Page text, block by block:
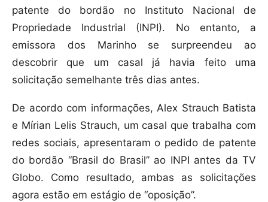
patente do bordão no Instituto Nacional de
Propriedade Industrial (INPI). No entanto, a
emissora dos Marinho se surpreendeu ao
descobrir que um casal já havia feito uma
solicitação semelhante três dias antes.
De acordo com informações, Alex Strauch Batista
e Mírian Lelis Strauch, um casal que trabalha com
redes sociais, apresentaram o pedido de patente
do bordão “Brasil do Brasil” ao INPI antes da TV
Globo. Como resultado, ambas as solicitações
agora estão em estágio de “oposição”.